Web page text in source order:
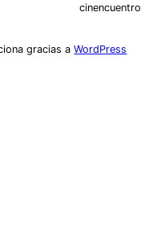
cinencuentro
gracias aWordPress